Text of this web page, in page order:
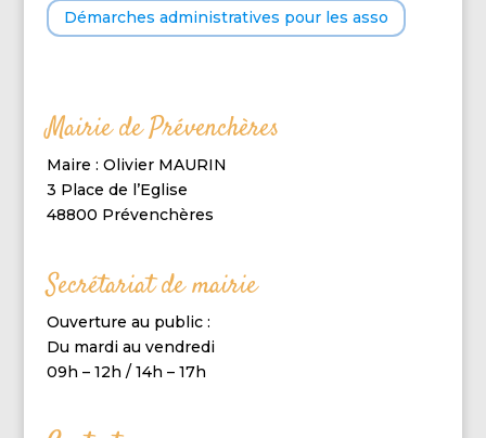
Démarches administratives pour les asso
Mairie de Prévenchères
Maire : Olivier MAURIN
3 Place de l’Eglise
48800 Prévenchères
Secrétariat de mairie
Ouverture au public :
Du mardi au vendredi
09h – 12h / 14h – 17h